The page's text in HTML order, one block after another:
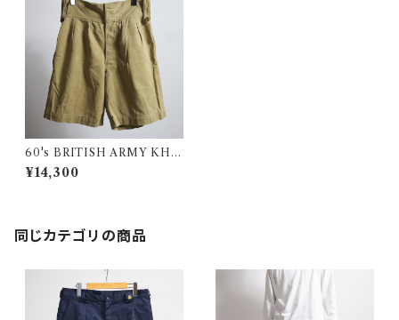
60's BRITISH ARMY KHA
KI DRILL SHORTS イギリス
軍 カーキドリル ショーツ
¥14,300
同じカテゴリの商品